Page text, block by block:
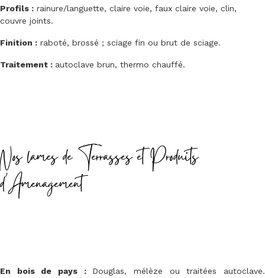
Profils : rainure/languette, claire voie, faux claire voie, clin,
couvre joints.
Finition : raboté, brossé ; sciage fin ou brut de sciage.
Traitement : autoclave brun, thermo chauffé.
Nos lames de Terrasses et Produits
d'Amenagement
En bois de pays : Douglas, mélèze ou traitées autoclave.